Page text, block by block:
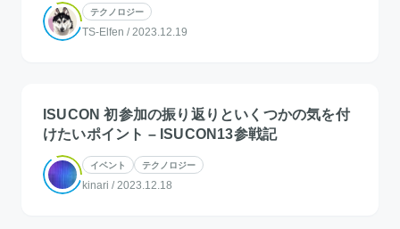
テクノロジー
TS-Elfen / 2023.12.19
ISUCON 初参加の振り返りといくつかの気を付
けたいポイント – ISUCON13参戦記
イベント テクノロジー
kinari / 2023.12.18